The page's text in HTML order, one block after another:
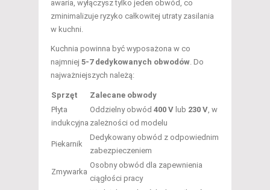
awaria, wyłączysz tylko jeden obwód, co
zminimalizuje ryzyko całkowitej utraty zasilania
w kuchni.
Kuchnia powinna być wyposażona w co
najmniej 5-7 dedykowanych obwodów . Do
najważniejszych należą:
Sprzęt
Zalecane obwody
Płyta
indukcyjna
Oddzielny obwód 400 V lub 230 V , w
zależności od modelu
Piekarnik
Dedykowany obwód z odpowiednim
zabezpieczeniem
Zmywarka
Osobny obwód dla zapewnienia
ciągłości pracy